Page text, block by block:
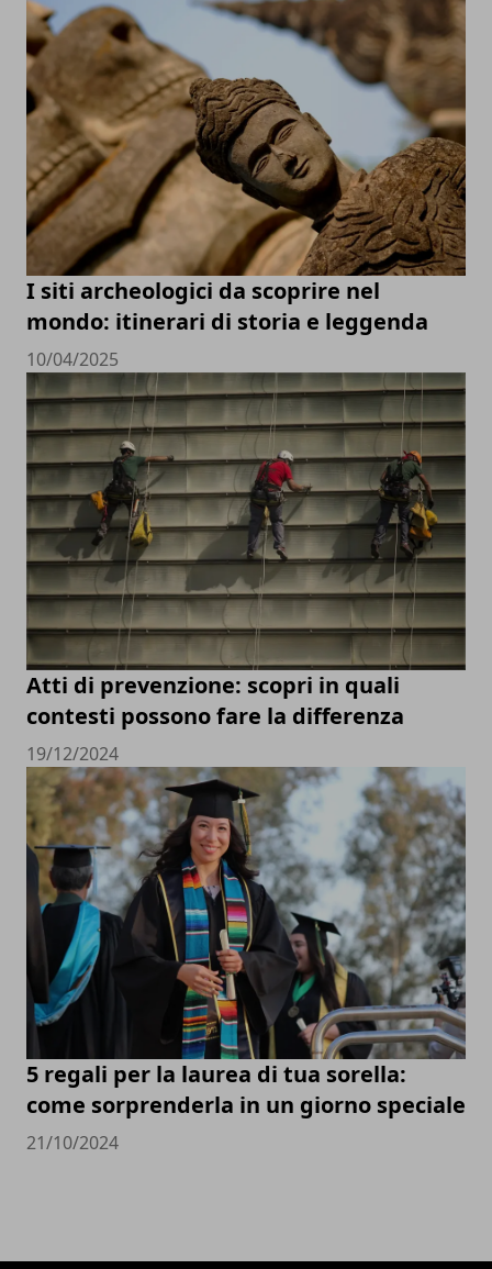
I siti archeologici da scoprire nel
mondo: itinerari di storia e leggenda
10/04/2025
Atti di prevenzione: scopri in quali
contesti possono fare la differenza
19/12/2024
5 regali per la laurea di tua sorella:
come sorprenderla in un giorno speciale
21/10/2024